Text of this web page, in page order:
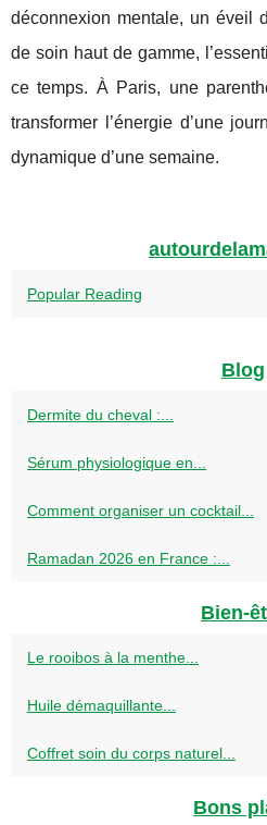
déconnexion mentale, un éveil
de soin haut de gamme,
ce temps. À Paris, une
transformer l’énergie d’une
dynamique d’une semaine.
Popular Reading
Blog
Dermite du cheval :...
Sérum physiologique en...
Comment organiser un cocktail...
Ramadan 2026 en France :...
Bien-
Le rooibos à la menthe...
Huile démaquillante...
Coffret soin du corps naturel...
Bons